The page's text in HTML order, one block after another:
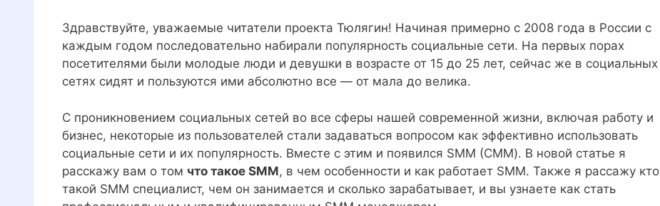
Здравствуйте, уважаемые читатели проекта Тюлягин! Начиная примерно с 2008 года в России с
каждым годом последовательно набирали популярность социальные сети. На первых порах
посетителями были молодые люди и девушки в возрасте от 15 до 25 лет, сейчас же в социальных
сетях сидят и пользуются ими абсолютно все — от мала до велика.
С проникновением социальных сетей во все сферы нашей современной жизни, включая работу и
бизнес, некоторые из пользователей стали задаваться вопросом как эффективно использовать
социальные сети и их популярность. Вместе с этим и появился SMM (СММ). В новой статье я
расскажу вам о том что такое SMM, в чем особенности и как работает SMM. Также я рассажу кто
такой SMM специалист, чем он занимается и сколько зарабатывает, и вы узнаете как стать